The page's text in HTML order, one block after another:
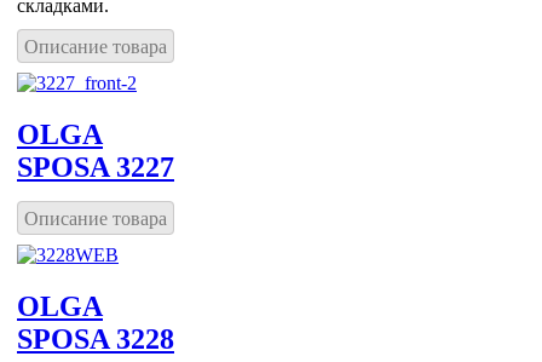
складками.
Описание товара
OLGA
SPOSA 3227
Описание товара
OLGA
SPOSA 3228